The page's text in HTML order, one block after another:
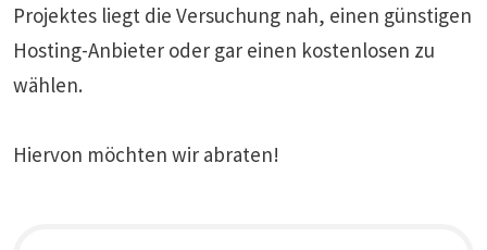
Projektes liegt die Versuchung nah, einen günstigen
Hosting-Anbieter oder gar einen kostenlosen zu
wählen.
Hiervon möchten wir abraten!